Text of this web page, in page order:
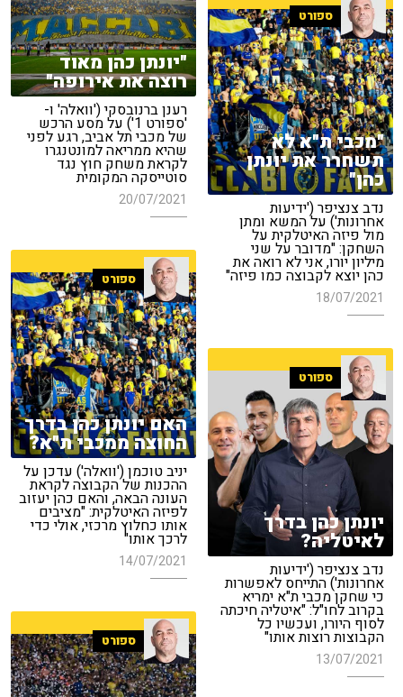
"יונתן כהן מאוד
רוצה את אירופה"
רענן ברנובסקי ('וואלה' ו-
'ספורט 1') על מסע הרכש
של מכבי תל אביב, רגע לפני
שהיא ממריאה למונטנגרו
לקראת משחק חוץ נגד
סוטייסקה המקומית
20/07/2021
ספורט
"מכבי ת"א לא
תשחרר את יונתן
כהן"
נדב צנציפר ('ידיעות
אחרונות') על המשא ומתן
מול פיזה האיטלקית על
השחקן: "מדובר על שני
מיליון יורו, אני לא רואה את
כהן יוצא לקבוצה כמו פיזה"
18/07/2021
ספורט
האם יונתן כהן בדרך
החוצה ממכבי ת"א?
יניב טוכמן ('וואלה') עדכן על
ההכנות של הקבוצה לקראת
העונה הבאה, והאם כהן יעזוב
לפיזה האיטלקית: "מציבים
אותו כחלוץ מרכזי, אולי כדי
לרכך אותו"
14/07/2021
ספורט
יונתן כהן בדרך
לאיטליה?
נדב צנציפר ('ידיעות
אחרונות') התייחס לאפשרות
כי שחקן מכבי ת"א ימריא
בקרוב לחו"ל: "איטליה חיכתה
לסוף היורו, ועכשיו כל
הקבוצות רוצות אותו"
13/07/2021
ספורט